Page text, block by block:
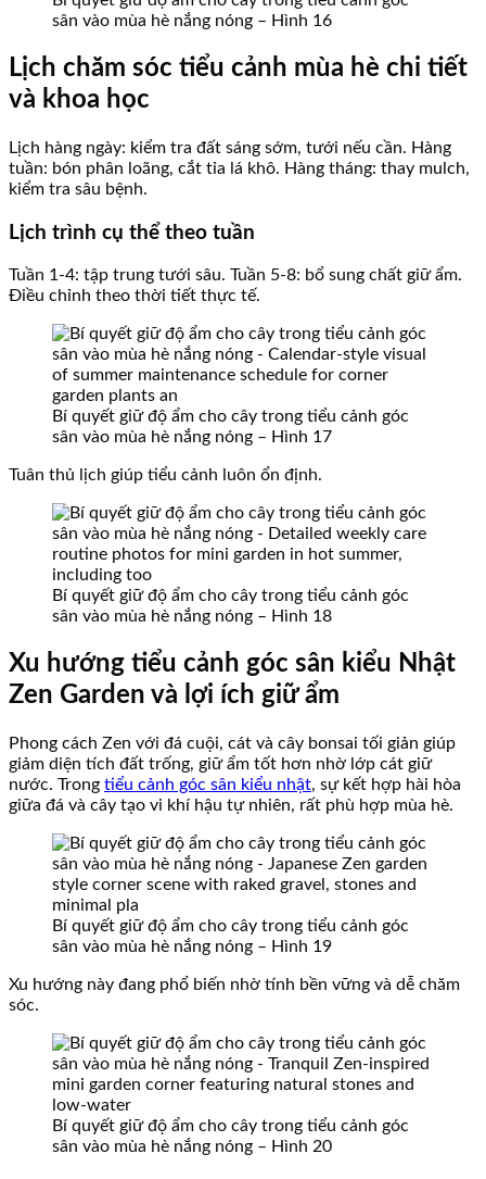
sân vào mùa hè nắng nóng – Hình 16
Lịch chăm sóc tiểu cảnh mùa hè chi tiết
và khoa học
Lịch hàng ngày: kiểm tra đất sáng sớm, tưới nếu cần. Hàng
tuần: bón phân loãng, cắt tỉa lá khô. Hàng tháng: thay mulch,
kiểm tra sâu bệnh.
Lịch trình cụ thể theo tuần
Tuần 1-4: tập trung tưới sâu. Tuần 5-8: bổ sung chất giữ ẩm.
Điều chỉnh theo thời tiết thực tế.
Bí quyết giữ độ ẩm cho cây trong tiểu cảnh góc
sân vào mùa hè nắng nóng – Hình 17
Tuân thủ lịch giúp tiểu cảnh luôn ổn định.
Bí quyết giữ độ ẩm cho cây trong tiểu cảnh góc
sân vào mùa hè nắng nóng – Hình 18
Xu hướng tiểu cảnh góc sân kiểu Nhật
Zen Garden và lợi ích giữ ẩm
Phong cách Zen với đá cuội, cát và cây bonsai tối giản giúp
giảm diện tích đất trống, giữ ẩm tốt hơn nhờ lớp cát giữ
nước. Trong tiểu cảnh góc sân kiểu nhật, sự kết hợp hài hòa
giữa đá và cây tạo vi khí hậu tự nhiên, rất phù hợp mùa hè.
Bí quyết giữ độ ẩm cho cây trong tiểu cảnh góc
sân vào mùa hè nắng nóng – Hình 19
Xu hướng này đang phổ biến nhờ tính bền vững và dễ chăm
sóc.
Bí quyết giữ độ ẩm cho cây trong tiểu cảnh góc
sân vào mùa hè nắng nóng – Hình 20